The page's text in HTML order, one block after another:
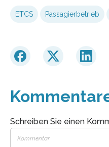
ETCS Passagierbetrieb
Schreiben Sie einen